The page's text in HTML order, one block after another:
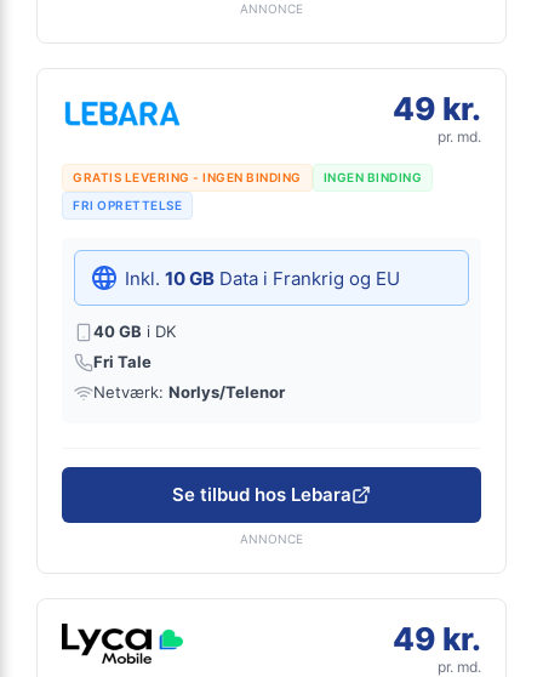
ANNONCE
49 kr.
pr. md.
GRATIS LEVERING - INGEN BINDING
INGEN BINDING
FRI OPRETTELSE
Inkl. 10 GB Data i Frankrig og EU
40 GB i DK
Fri Tale
Netværk: Norlys/Telenor
Se tilbud hos Lebara
ANNONCE
49 kr.
pr. md.